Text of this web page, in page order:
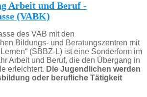
Arbeit und Beruf -
(VABK)
des VAB mit den
Bildungs- und Beratungszentren mit
(SBBZ-L) ist eine Sonderform im
Arbeit und Beruf, die den Übergang in
erleichtert. Die Jugendlichen werden
oder berufliche Tätigkeit